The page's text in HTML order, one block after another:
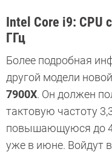
Intel Core i9: CPU
ГГц
Более подробная
другой модели
7900X. Он должен
тактовую частоту
повышающуюся до
уже в июне. Войдут